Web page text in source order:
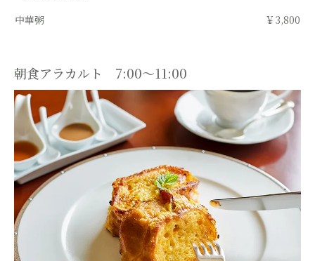
中華粥 ￥3,800
朝食アラカルト 7:00～11:00